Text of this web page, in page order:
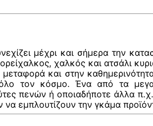
μέχρι και σήμερα την
χαλκός και ατσάλι
και στην
τον κόσμο. Ένα από τα
πενών ή οποιαδήποτε άλλα
εμπλουτίζουν την γκάμα